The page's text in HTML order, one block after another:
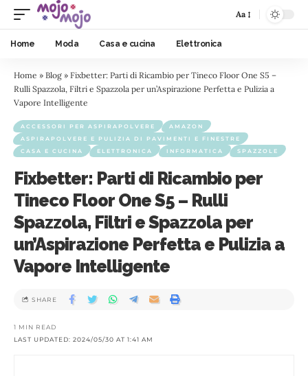
Aa
Home Moda Casa e cucina Elettronica
Home » Blog » Fixbetter: Parti di Ricambio per Tineco Floor One S5 –
Rulli Spazzola, Filtri e Spazzola per un’Aspirazione Perfetta e Pulizia a
Vapore Intelligente
ACCESSORI PER ASPIRAPOLVERE
AMAZON
ASPIRAPOLVERE E PULIZIA DI PAVIMENTI E FINESTRE
CASA E CUCINA
ELETTRONICA INFORMATICA SPAZZOLE
Fixbetter: Parti di Ricambio per
Tineco Floor One S5 – Rulli
Spazzola, Filtri e Spazzola per
un’Aspirazione Perfetta e Pulizia a
Vapore Intelligente
LAST UPDATED: 2024/05/30 AT 1:41 AM
1 MIN READ
SHARE